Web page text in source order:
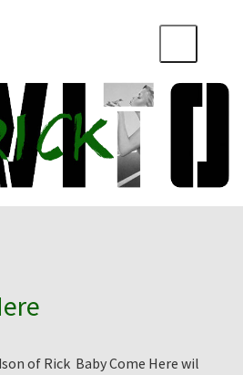
of Rick Baby Come Here wil